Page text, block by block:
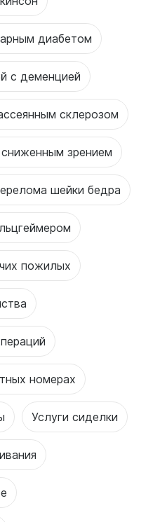
диабетом
с деменцией
склерозом
зрением
шейки бедра
пожилых
номерах
Услуги сиделки